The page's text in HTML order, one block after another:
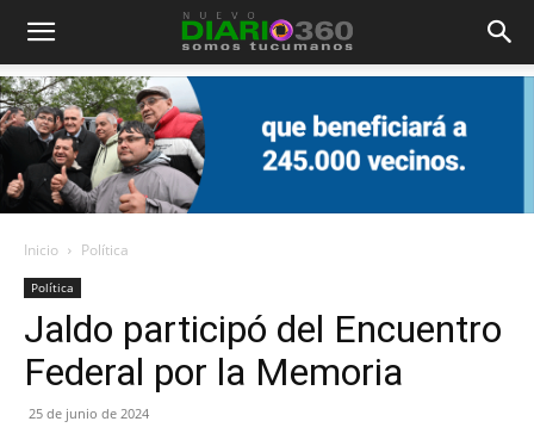
Diario
360
Inicio Política
Política
Jaldo participó del Encuentro
Federal por la Memoria
25 de junio de 2024